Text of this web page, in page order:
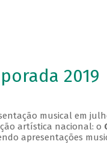
2019
musical em
artística nacional: o
apresentações